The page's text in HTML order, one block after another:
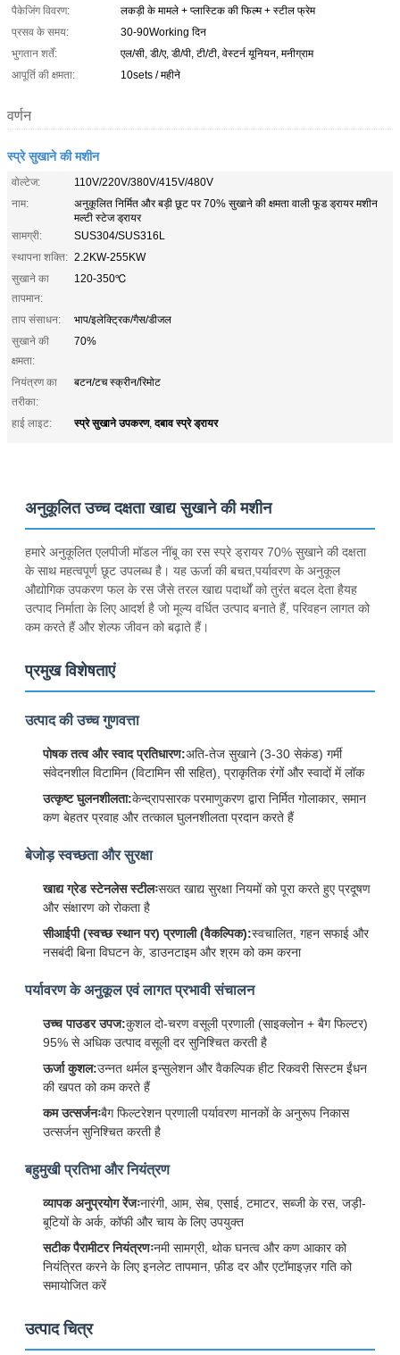
पैकेजिंग विवरण:
लकड़ी के मामले + प्लास्टिक की फिल्म + स्टील फ्रेम
प्रसव के समय:
30-90Working दिन
भुगतान शर्तें:
एल/सी, डी/ए, डी/पी, टी/टी, वेस्टर्न यूनियन, मनीग्राम
आपूर्ति की क्षमता:
10sets / महीने
वर्णन
स्प्रे सुखाने की मशीन
वोल्टेज:
110V/220V/380V/415V/480V
नाम:
अनुकूलित निर्मित और बड़ी छूट पर 70% सुखाने की क्षमता वाली फूड ड्रायर मशीन
मल्टी स्टेज ड्रायर
सामग्री:
SUS304/SUS316L
स्थापना शक्ति: 2.2KW-255KW
सुखाने का
तापमान:
120-350℃
ताप संसाधन:
भाप/इलेक्ट्रिक/गैस/डीजल
सुखाने की
क्षमता:
70%
नियंत्रण का
तरीका:
बटन/टच स्क्रीन/रिमोट
हाई लाइट: स्प्रे सुखाने उपकरण,दबाव स्प्रे ड्रायर
अनुकूलित उच्च दक्षता खाद्य सुखाने की मशीन
हमारे अनुकूलित एलपीजी मॉडल नींबू का रस स्प्रे ड्रायर 70% सुखाने की दक्षता
के साथ महत्वपूर्ण छूट उपलब्ध है। यह ऊर्जा की बचत,पर्यावरण के अनुकूल
औद्योगिक उपकरण फल के रस जैसे तरल खाद्य पदार्थों को तुरंत बदल देता हैयह
उत्पाद निर्माता के लिए आदर्श है जो मूल्य वर्धित उत्पाद बनाते हैं, परिवहन लागत को
कम करते हैं और शेल्फ जीवन को बढ़ाते हैं।
प्रमुख विशेषताएं
उत्पाद की उच्च गुणवत्ता
पोषक तत्व और स्वाद प्रतिधारण:अति-तेज सुखाने (3-30 सेकंड) गर्मी
संवेदनशील विटामिन (विटामिन सी सहित), प्राकृतिक रंगों और स्वादों में लॉक
उत्कृष्ट घुलनशीलता:केन्द्रापसारक परमाणुकरण द्वारा निर्मित गोलाकार, समान
कण बेहतर प्रवाह और तत्काल घुलनशीलता प्रदान करते हैं
बेजोड़ स्वच्छता और सुरक्षा
खाद्य ग्रेड स्टेनलेस स्टीलःसख्त खाद्य सुरक्षा नियमों को पूरा करते हुए प्रदूषण
और संक्षारण को रोकता है
सीआईपी (स्वच्छ स्थान पर) प्रणाली (वैकल्पिक):स्वचालित, गहन सफाई और
नसबंदी बिना विघटन के, डाउनटाइम और श्रम को कम करना
पर्यावरण के अनुकूल एवं लागत प्रभावी संचालन
उच्च पाउडर उपज:कुशल दो-चरण वसूली प्रणाली (साइक्लोन + बैग फिल्टर)
95% से अधिक उत्पाद वसूली दर सुनिश्चित करती है
ऊर्जा कुशल:उन्नत थर्मल इन्सुलेशन और वैकल्पिक हीट रिकवरी सिस्टम ईंधन
की खपत को कम करते हैं
कम उत्सर्जनःबैग फिल्टरेशन प्रणाली पर्यावरण मानकों के अनुरूप निकास
उत्सर्जन सुनिश्चित करती है
बहुमुखी प्रतिभा और नियंत्रण
व्यापक अनुप्रयोग रेंजःनारंगी, आम, सेब, एसाई, टमाटर, सब्जी के रस, जड़ी-
बूटियों के अर्क, कॉफी और चाय के लिए उपयुक्त
सटीक पैरामीटर नियंत्रणःनमी सामग्री, थोक घनत्व और कण आकार को
नियंत्रित करने के लिए इनलेट तापमान, फ़ीड दर और एटॉमाइज़र गति को
समायोजित करें
उत्पाद चित्र